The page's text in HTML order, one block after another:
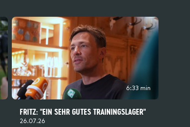
6:33 min
FRITZ: "EIN SEHR GUTES TRAININGSLAGER"
26.07.26